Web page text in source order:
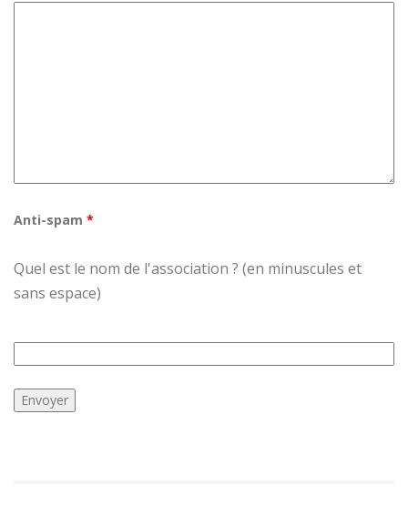
Anti-spam *
Quel est le nom de l'association ? (en minuscules et
sans espace)